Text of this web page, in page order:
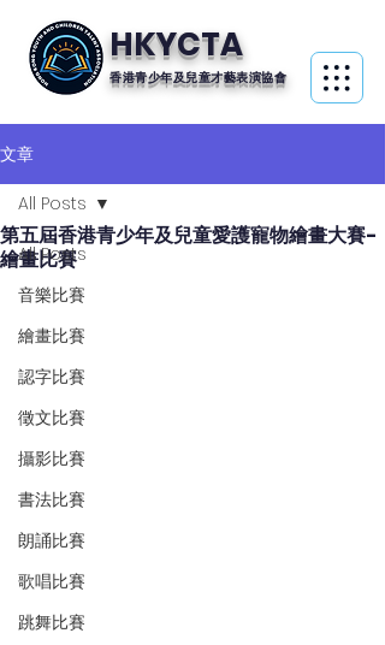
HKYCTA
香港青少年及兒童才藝表演協會
文章
All Posts
音樂比賽
繪畫比賽
認字比賽
徵文比賽
攝影比賽
書法比賽
朗誦比賽
歌唱比賽
跳舞比賽
All Posts
第五屆香港青少年及兒童愛護寵物繪畫大賽-
繪畫比賽